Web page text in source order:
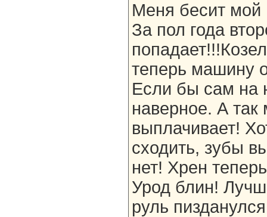
Меня бесит мой
За пол года
теперь машину
Если бы сам на
наверное. А
выплачивает!
сходить, зубы
нет! Хрен
Урод блин!
руль